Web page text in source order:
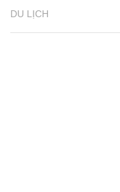
DU LỊCH